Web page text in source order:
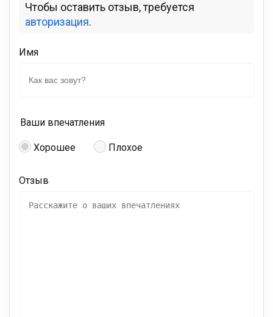
Чтобы оставить отзыв, требуется
авторизация.
Имя
Ваши впечатления
Хорошее Плохое
Отзыв